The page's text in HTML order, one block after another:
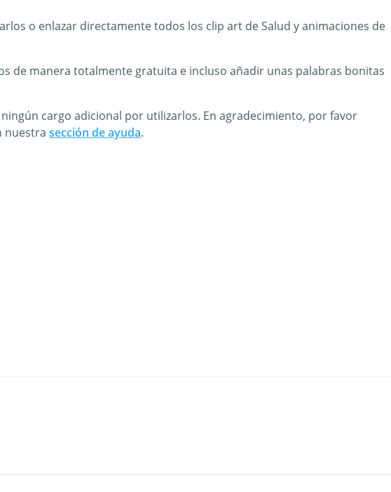
o enlazar directamente todos los clip art de Salud y animaciones de
de manera totalmente gratuita e incluso añadir unas palabras bonitas
cargo adicional por utilizarlos. En agradecimiento, por favor
nuestra sección de ayuda.